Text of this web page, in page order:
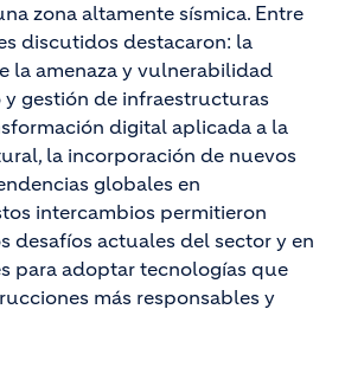
zona altamente sísmica. Entre
discutidos destacaron: la
la amenaza y vulnerabilidad
y gestión de infraestructuras
digital aplicada a la
la incorporación de nuevos
globales en
intercambios permitieron
desafíos actuales del sector y en
para adoptar tecnologías que
más responsables y